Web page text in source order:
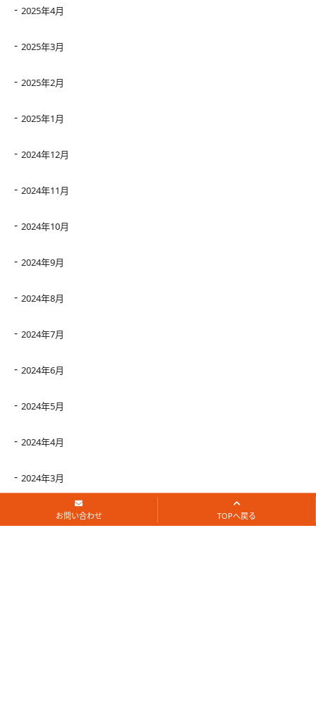
2025年4月
2025年3月
2025年2月
2025年1月
2024年12月
2024年11月
2024年10月
2024年9月
2024年8月
2024年7月
2024年6月
2024年5月
2024年4月
2024年3月
2024年2月お問い合わせ TOPへ戻る